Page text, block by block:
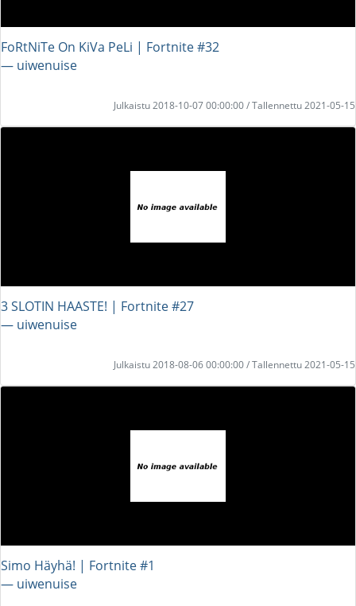
FoRtNiTe On KiVa PeLi | Fortnite #32
― uiwenuise
Julkaistu 2018-10-07 00:00:00 / Tallennettu 2021-05-15
3 SLOTIN HAASTE! | Fortnite #27
― uiwenuise
Julkaistu 2018-08-06 00:00:00 / Tallennettu 2021-05-15
Simo Häyhä! | Fortnite #1
― uiwenuise